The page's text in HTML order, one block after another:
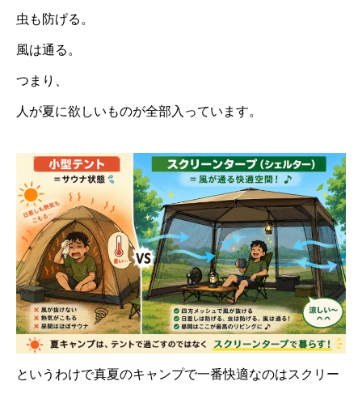
虫も防げる。
風は通る。
つまり、
人が夏に欲しいものが全部入っています。
というわけで真夏のキャンプで一番快適なのはスクリー